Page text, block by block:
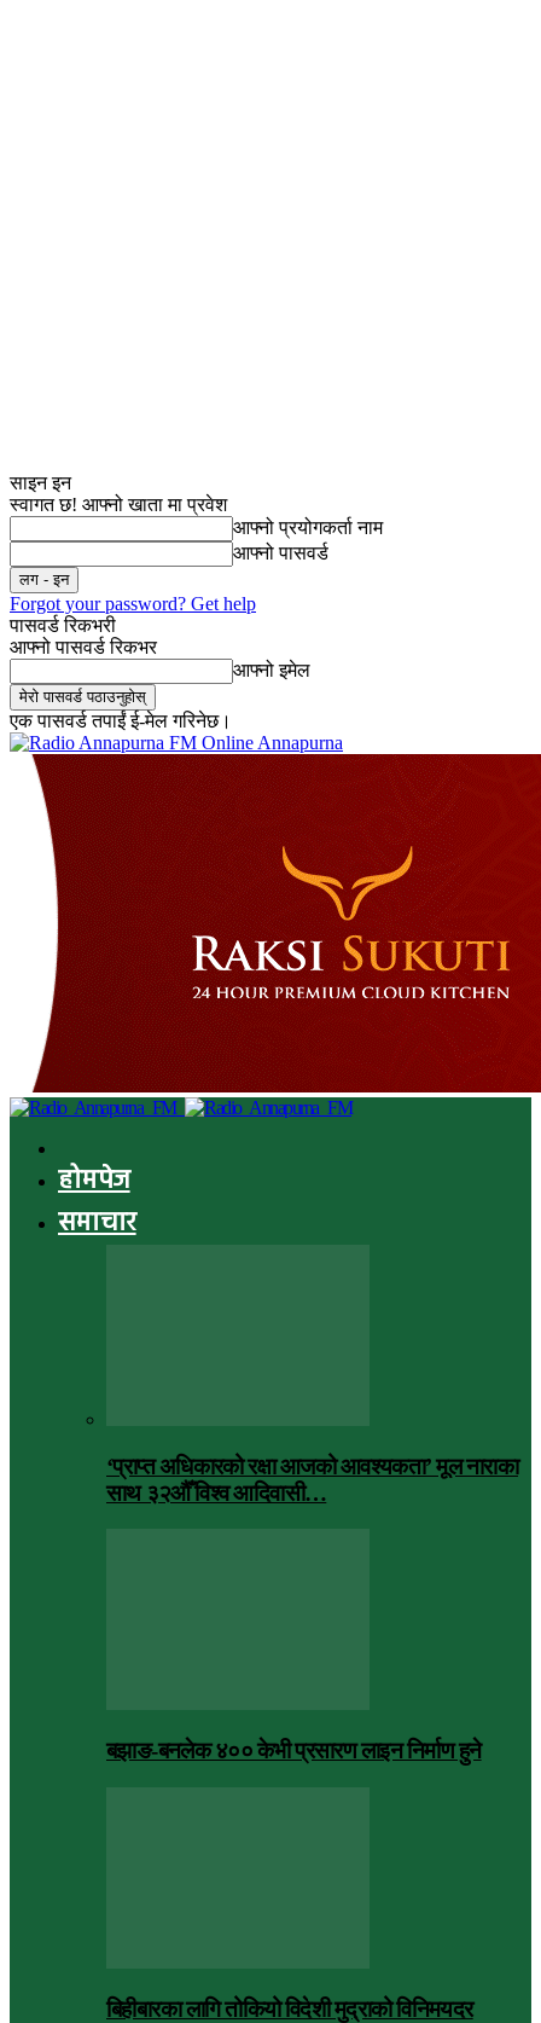
साइन इन
स्वागत छ! आफ्नो खाता मा प्रवेश
आफ्नो प्रयोगकर्ता नाम
आफ्नो पासवर्ड
Forgot your password? Get help
पासवर्ड रिकभरी
आफ्नो पासवर्ड रिकभर
आफ्नो इमेल
एक पासवर्ड तपाईं ई-मेल गरिनेछ।
Online Annapurna
होमपेज
समाचार
‘प्राप्त अधिकारको रक्षा आजको आवश्यकता’ मूल नाराका
साथ ३२औँ विश्व आदिवासी…
बझाङ-बनलेक ४०० केभी प्रसारण लाइन निर्माण हुने
बिहीबारका लागि तोकियो विदेशी मुद्राको विनिमयदर